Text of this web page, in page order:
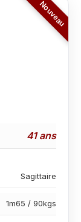
41 ans
Sagittaire
1m65 / 90kgs